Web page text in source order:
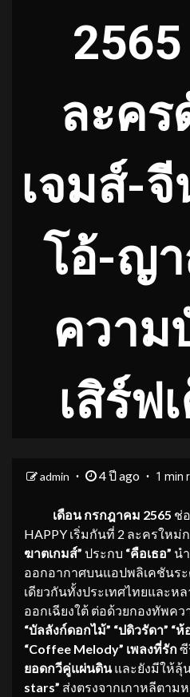
ละคร
เจมส์-
โอ้-ญ
ความ
เสิร์ฟ
admin 4 ปี ago 1 min
เดือน กรกฎาคม 2565 ช่
HAPPY เริ่มกันที่ 2 ละครใหม่
ฆาตเกมส์” ประกบ “คือเธอ” นำ
ออกอากาศบนแอปพลิเคชันร
เดียวกันทั้งประเทศไทยและห
ออกเฉียงใต้ ต่อด้วยกองทัพค
“บัลลังก์ดอกไม้” “ปดิวรัดา” “ห้
“Coffee Melody” เพลงที่รัก
ยอดกวีคู่แผ่นดินและยังมีให้ลุ้
stars” ส่งตรงจากเกาหลีตาม